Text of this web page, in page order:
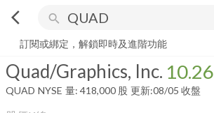
arrow_back_ios search
Quad/Graphics, Inc. 10.26
訂閱或綁定，解鎖即時及進階功能
Quad/Graphics, Inc. 10.26
QUAD NYSE 量: 418,000 股 更新:08/05 收盤